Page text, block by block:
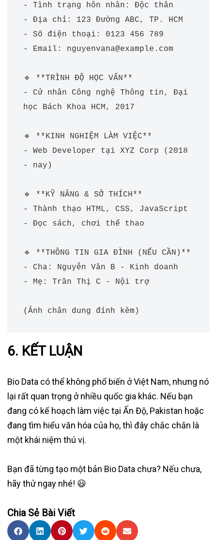
- Tình trạng hôn nhân: Độc thân
- Địa chỉ: 123 Đường ABC, TP. HCM
- Số điện thoại: 0123 456 789
- Email: nguyenvana@example.com
🔹 **TRÌNH ĐỘ HỌC VẤN**
- Cử nhân Công nghệ Thông tin, Đại
học Bách Khoa HCM, 2017
🔹 **KINH NGHIỆM LÀM VIỆC**
- Web Developer tại XYZ Corp (2018
- nay)
🔹 **KỸ NĂNG & SỞ THÍCH**
- Thành thạo HTML, CSS, JavaScript
- Đọc sách, chơi thể thao
🔹 **THÔNG TIN GIA ĐÌNH (NẾU CẦN)**
- Cha: Nguyễn Văn B - Kinh doanh
- Mẹ: Trần Thị C - Nội trợ
6. KẾT LUẬN
Bio Data có thể không phổ biến ở Việt Nam, nhưng nó
lại rất quan trọng ở nhiều quốc gia khác. Nếu bạn
đang có kế hoạch làm việc tại Ấn Độ, Pakistan hoặc
đang tìm hiểu văn hóa của họ, thì đây chắc chắn là
một khái niệm thú vị.
Bạn đã từng tạo một bản Bio Data chưa? Nếu chưa,
hãy thử ngay nhé! 😃
Chia Sẻ Bài Viết